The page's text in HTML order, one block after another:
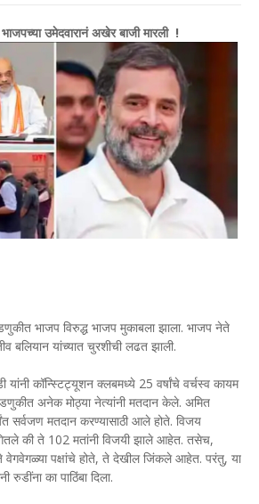
भाजपच्या उमेदवारानं अखेर बाजी मारली !
भाजप विरुद्ध भाजप मुकाबला झाला. भाजप नेते
बलियान यांच्यात चुरशीची लढत झाली.
कॉन्स्टिट्यूशन क्लबमध्ये 25 वर्षांचे वर्चस्व कायम
अनेक मोठ्या नेत्यांनी मतदान केले. अमित
सर्वजण मतदान करण्यासाठी आले होते. विजय
की ते 102 मतांनी विजयी झाले आहेत. तसेच,
वेगवेगळ्या पक्षांचे होते, ते देखील जिंकले आहेत. परंतु, या
रुडींना का पाठिंबा दिला.